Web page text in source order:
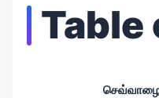
Table
செவ்வாழை